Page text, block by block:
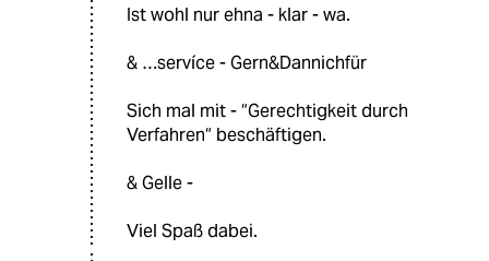
Ist wohl nur ehna - klar - wa.
& …servíce - Gern&Dannichfür
Sich mal mit - “Gerechtigkeit durch
Verfahren“ beschäftigen.
& Gelle -
Viel Spaß dabei.